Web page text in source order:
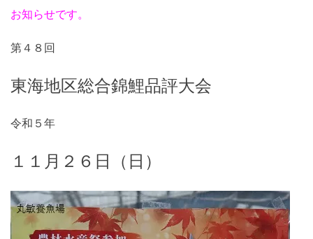
お知らせです。
第４８回
東海地区総合錦鯉品評大会
令和５年
１１月２６日（日）